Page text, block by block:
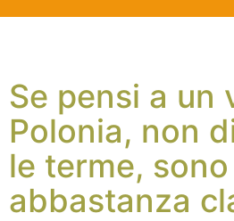
Se pensi a un
Polonia, non
le terme, sono
abbastanza